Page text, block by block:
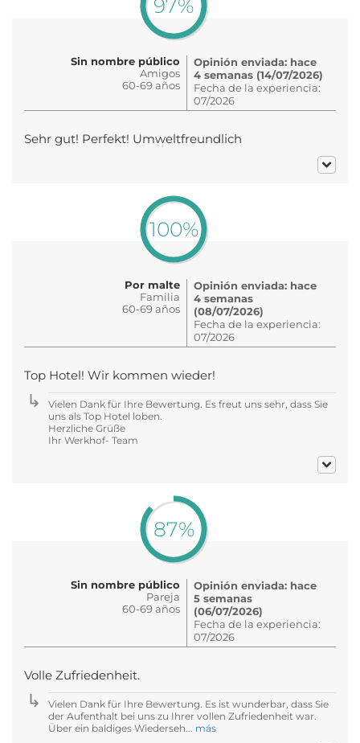
97%
Sin nombre público
Amigos
60-69 años
Opinión enviada: hace
4 semanas (14/07/2026)
Fecha de la experiencia:
07/2026
Sehr gut! Perfekt! Umweltfreundlich
100%
Por malte
Familia
60-69 años
Opinión enviada: hace
4 semanas
(08/07/2026)
Fecha de la experiencia:
07/2026
Top Hotel! Wir kommen wieder!
Vielen Dank für Ihre Bewertung. Es freut uns sehr, dass Sie
uns als Top Hotel loben.
Herzliche Grüße
Ihr Werkhof- Team
87%
Sin nombre público
Pareja
60-69 años
Opinión enviada: hace
5 semanas
(06/07/2026)
Fecha de la experiencia:
07/2026
Volle Zufriedenheit.
Vielen Dank für Ihre Bewertung. Es ist wunderbar, dass Sie
der Aufenthalt bei uns zu Ihrer vollen Zufriedenheit war.
Über ein baldiges Wiederseh... más